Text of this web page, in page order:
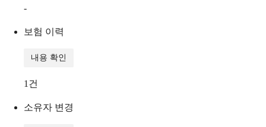
-
보험 이력
내용 확인
1 건
소유자 변경